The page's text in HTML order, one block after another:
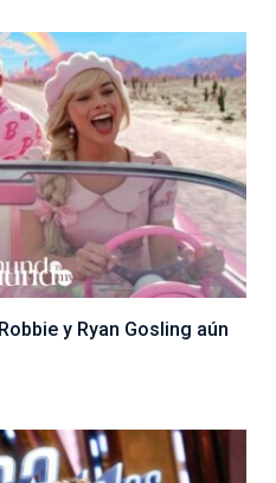
y Ryan Gosling aún